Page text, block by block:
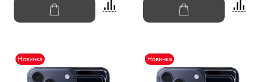
Новинка Новинка